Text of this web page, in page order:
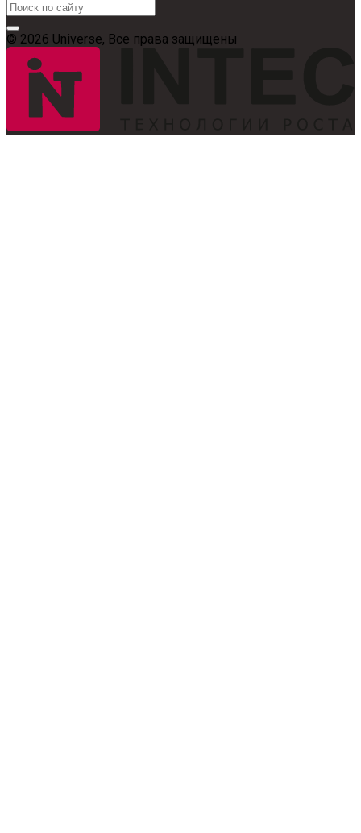
© 2026 Universe, Все права защищены